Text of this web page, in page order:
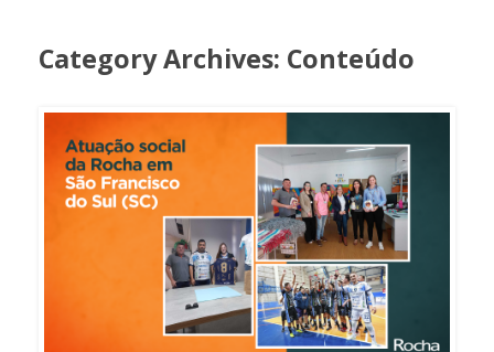
Category Archives: Conteúdo